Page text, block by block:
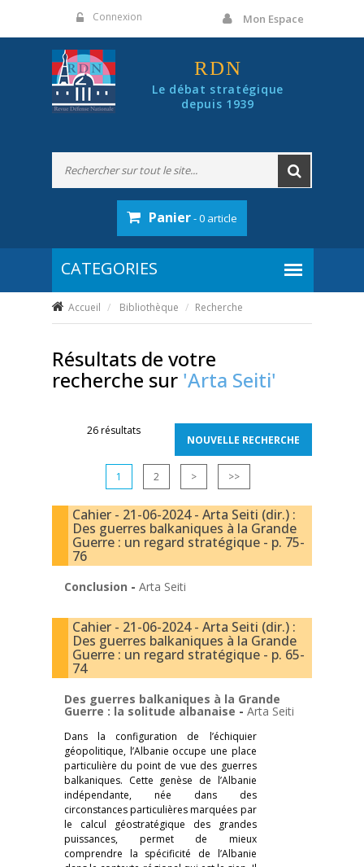
Connexion Mon Espace
RDN
Le débat stratégique
depuis 1939
Panier- 0 article
Accueil Bibliothèque Recherche
Résultats de votre
recherche sur 'Arta Seiti'
26 résultats
1 2 > >>
Cahier - 21-06-2024 - Arta Seiti (dir.) :
Des guerres balkaniques à la Grande
Guerre : un regard stratégique - p. 75-
76
Conclusion - Arta Seiti
Cahier - 21-06-2024 - Arta Seiti (dir.) :
Des guerres balkaniques à la Grande
Guerre : un regard stratégique - p. 65-
74
Des guerres balkaniques à la Grande
Guerre : la solitude albanaise - Arta Seiti
Dans la configuration de l’échiquier
géopolitique, l’Albanie occupe une place
particulière du point de vue des guerres
balkaniques. Cette genèse de l’Albanie
indépendante, née dans des
circonstances particulières marquées par
le calcul géostratégique des grandes
puissances, permet de mieux
comprendre la spécificité de l’Albanie